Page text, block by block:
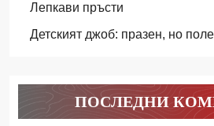
Лепкави пръсти
Детският джоб: празен, но
ПОСЛЕДНИ